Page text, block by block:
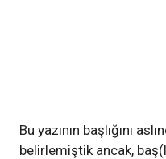
Bu yazının başlığını
belirlemiştik ancak,